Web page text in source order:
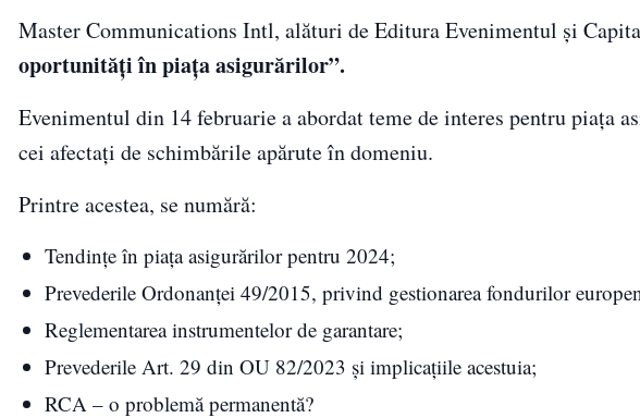
Master Communications Intl, alături de Editura Evenimentul și
oportunități în piața asigurărilor”.
Evenimentul din 14 februarie a abordat teme de interes pentru
cei afectați de schimbările apărute în domeniu.
Printre acestea, se numără:
Tendințe în piața asigurărilor pentru 2024;
Prevederile Ordonanței 49/2015, privind gestionarea fondurilor
Reglementarea instrumentelor de garantare;
Prevederile Art. 29 din OU 82/2023 și implicațiile acestuia;
RCA – o problemă permanentă?